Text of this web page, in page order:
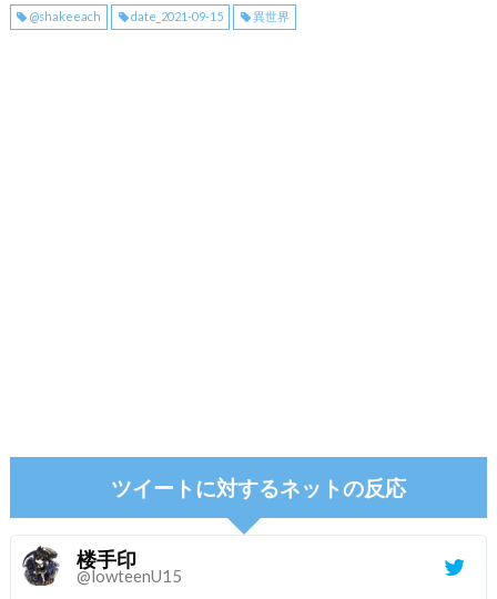
@shakeeach date_2021-09-15 異世界
ツイートに対するネットの反応
楼手印
@lowteenU15